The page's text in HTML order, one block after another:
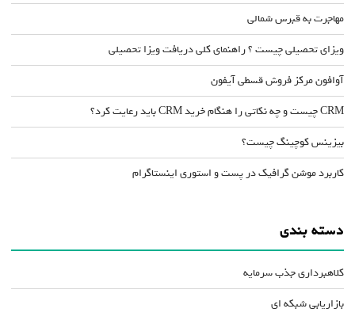
مهاجرت به قبرس شمالی
ویزای تحصیلی چیست ؟ راهنمای کلی دریافت ویزا تحصیلی
آوافون مرکز فروش قسطی آیفون
CRM چیست و چه نکاتی را هنگام خرید CRM باید رعایت کرد؟
بیزینس کوچینگ چیست؟
کاربرد موشن گرافیک در پست و استوری اینستاگرام
دسته بندی
کلاهبرداری جذب سرمایه
بازاریابی شبکه ای